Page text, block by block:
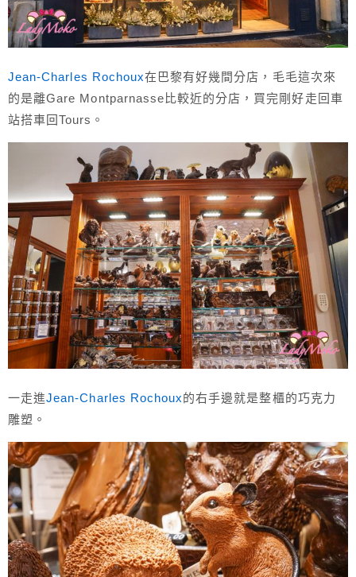
Jean-Charles Rochoux在巴黎有好幾間分店，毛毛這次來
的是離Gare Montparnasse比較近的分店，買完剛好走回車
站搭車回Tours。
一走進Jean-Charles Rochoux的右手邊就是整櫃的巧克力
雕塑。